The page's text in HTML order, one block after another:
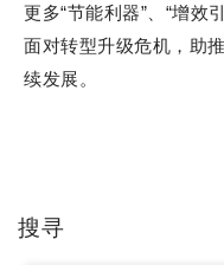
更多“节能利器”、“增效
面对转型升级危机，助
续发展。
搜寻